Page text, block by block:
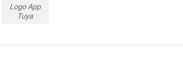
Logo App
Tuya